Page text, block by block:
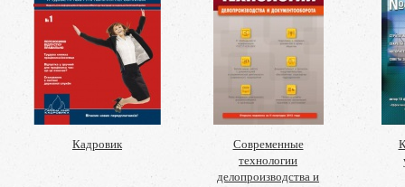
Кадровик
Современные
технологии
делопроизводства и